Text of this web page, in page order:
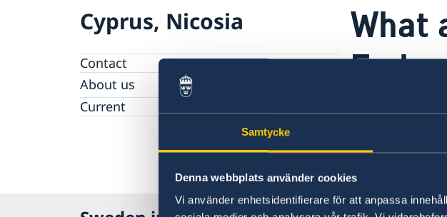
Samtycke
Denna webbplats använder cookies
Vi använder enhetsidentifierare för att anpassa
Cyprus, Nicosia
Contact
About us
Data protection policy Sweden
Vacancies
Current
What